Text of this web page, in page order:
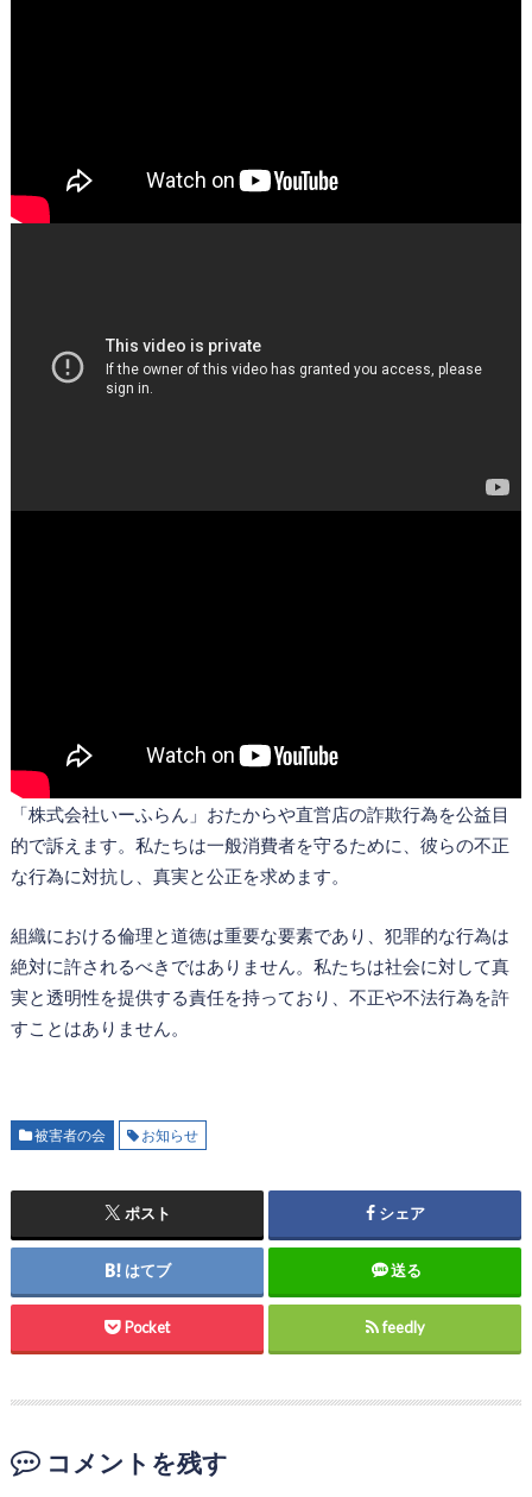
「株式会社いーふらん」おたからや直営店の詐欺行為を公益目
的で訴えます。私たちは一般消費者を守るために、彼らの不正
な行為に対抗し、真実と公正を求めます。
組織における倫理と道徳は重要な要素であり、犯罪的な行為は
絶対に許されるべきではありません。私たちは社会に対して真
実と透明性を提供する責任を持っており、不正や不法行為を許
すことはありません。
被害者の会 お知らせ
ポスト シェア
はてブ 送る
Pocket feedly
コメントを残す